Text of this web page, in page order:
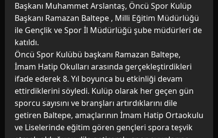
Başkanı Muhammet Arslantaş, Öncü Spor Kulüp
Başkanı Ramazan Baltepe , Milli Eğitim Müdürlüğü
ile Gençlik ve Spor İl Müdürlüğü şube müdürleri de
katıldı.
Öncü Spor Kulübü başkanı Ramazan Baltepe,
İmam Hatip Okulları arasında gerçekleştirdikleri
ifade ederek 8. Yıl boyunca bu etkinliği devam
ettirdiklerini söyledi. Kulüp olarak her geçen gün
sporcu sayısını ve branşları artırdıklarını dile
getiren Baltepe, amaçlarının İmam Hatip Ortaokulu
ve Liselerinde eğitim gören gençleri spora teşvik